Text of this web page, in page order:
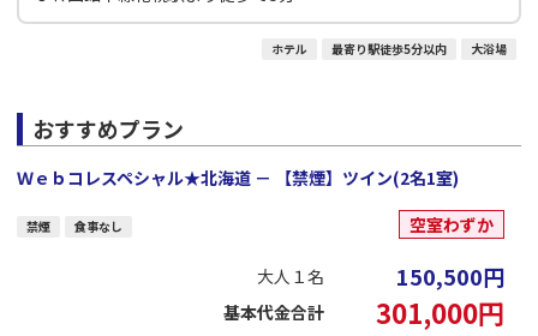
ホテル 最寄り駅徒歩5分以内 大浴場
おすすめプラン
Ｗｅｂコレスペシャル★北海道 － 【禁煙】ツイン(2名1室)
禁煙 食事なし 空室わずか
大人１名 150,500円
基本代金合計 301,000円